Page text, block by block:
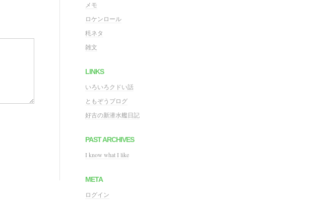
メモ
ロケンロール
粍ネタ
雑文
LINKS
いろいろクドい話
ともぞうブログ
好古の新潜水艦日記
PAST ARCHIVES
I know what I like
META
ログイン